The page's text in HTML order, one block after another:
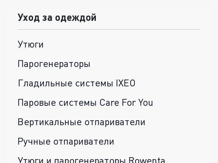
Уход за одеждой
Утюги
Парогенераторы
Гладильные системы IXEO
Паровые системы Care For You
Вертикальные отпариватели
Ручные отпариватели
Утюги и парогенераторы Rowenta